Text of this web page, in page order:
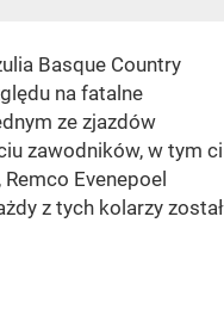
Basque Country
na fatalne
ze zjazdów
zawodników, w tym ci
Evenepoel
z tych kolarzy został